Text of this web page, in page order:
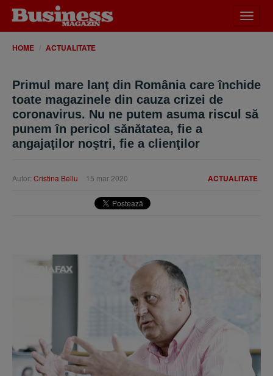
meniu
HOME ACTUALITATE
Primul mare lanţ din România care închide
toate magazinele din cauza crizei de
coronavirus. Nu ne putem asuma riscul să
punem în pericol sănătatea, fie a
angajaţilor noştri, fie a clienţilor
ACTUALITATE
Autor: Cristina Bellu 15 mar 2020